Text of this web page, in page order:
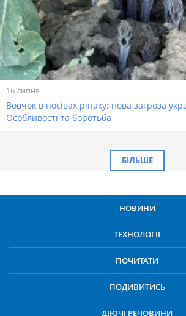
16 липня
Вовчок в посівах ріпаку: нова загроза
Особливості та боротьба
БІЛЬШЕ
НОВИНИ
ТЕХНОЛОГІЇ
ПОЧИТАТИ
ПОДИВИТИСЬ
ДІЮЧІ РЕЧОВИНИ